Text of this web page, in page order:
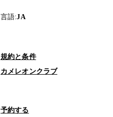
言語:JA
規約と条件
カメレオンクラブ
予約する